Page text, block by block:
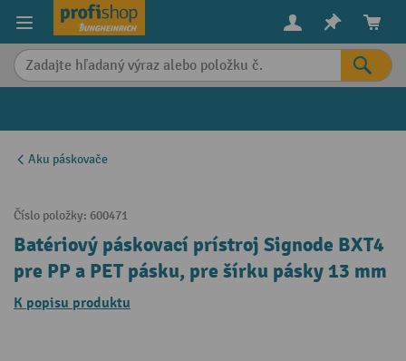
content
Aku páskovače
Číslo položky: 600471
Batériový páskovací prístroj Signode BXT4
pre PP a PET pásku, pre šírku pásky 13 mm
K popisu produktu